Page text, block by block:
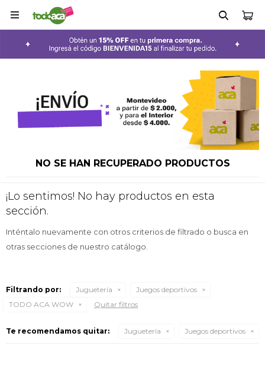

NO SE HAN RECUPERADO PRODUCTOS
¡Lo sentimos! No hay productos en esta
sección.
Inténtalo nuevamente con otros criterios de filtrado o busca en
otras secciones de nuestro catálogo.
Filtrando por: Juguetería
Juegos deportivos
TODO ACA WOW
Quitar filtros
Te recomendamos quitar: Juguetería Juegos deportivos